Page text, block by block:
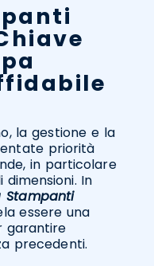
la gestione e la
priorità
in particolare
In
Stampanti
essere una
garantire
precedenti.